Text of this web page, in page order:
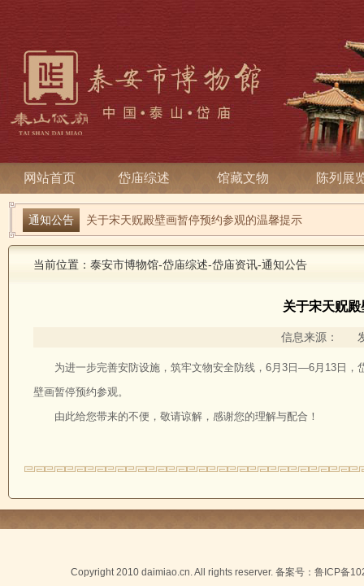
网站首页 岱庙综述 馆藏文物 陈列展
通知公告
端午寻古趣 雅俗话安康| 岱庙2026端午节系列活动
当前位置： 泰安市博物馆-岱庙综述-岱庙资讯-通知公告
关于宋天贶
信息来源：
为进一步完善安防设施，筑牢文物安全防线，6月3日—6月13日
壁画暂停预约参观。
由此给您带来的不便，敬请谅解，感谢您的理解与配合！
Copyright 2010 daimiao.cn. All rights reserver. 备案号： 鲁ICP备